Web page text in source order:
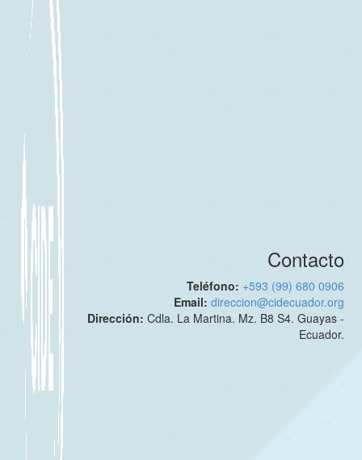
Contacto
Teléfono: +593 (99) 680 0906
Email:direccion@cidecuador.org
Dirección:Cdla. La Martina. Mz. B8 S4. Guayas -
Ecuador.